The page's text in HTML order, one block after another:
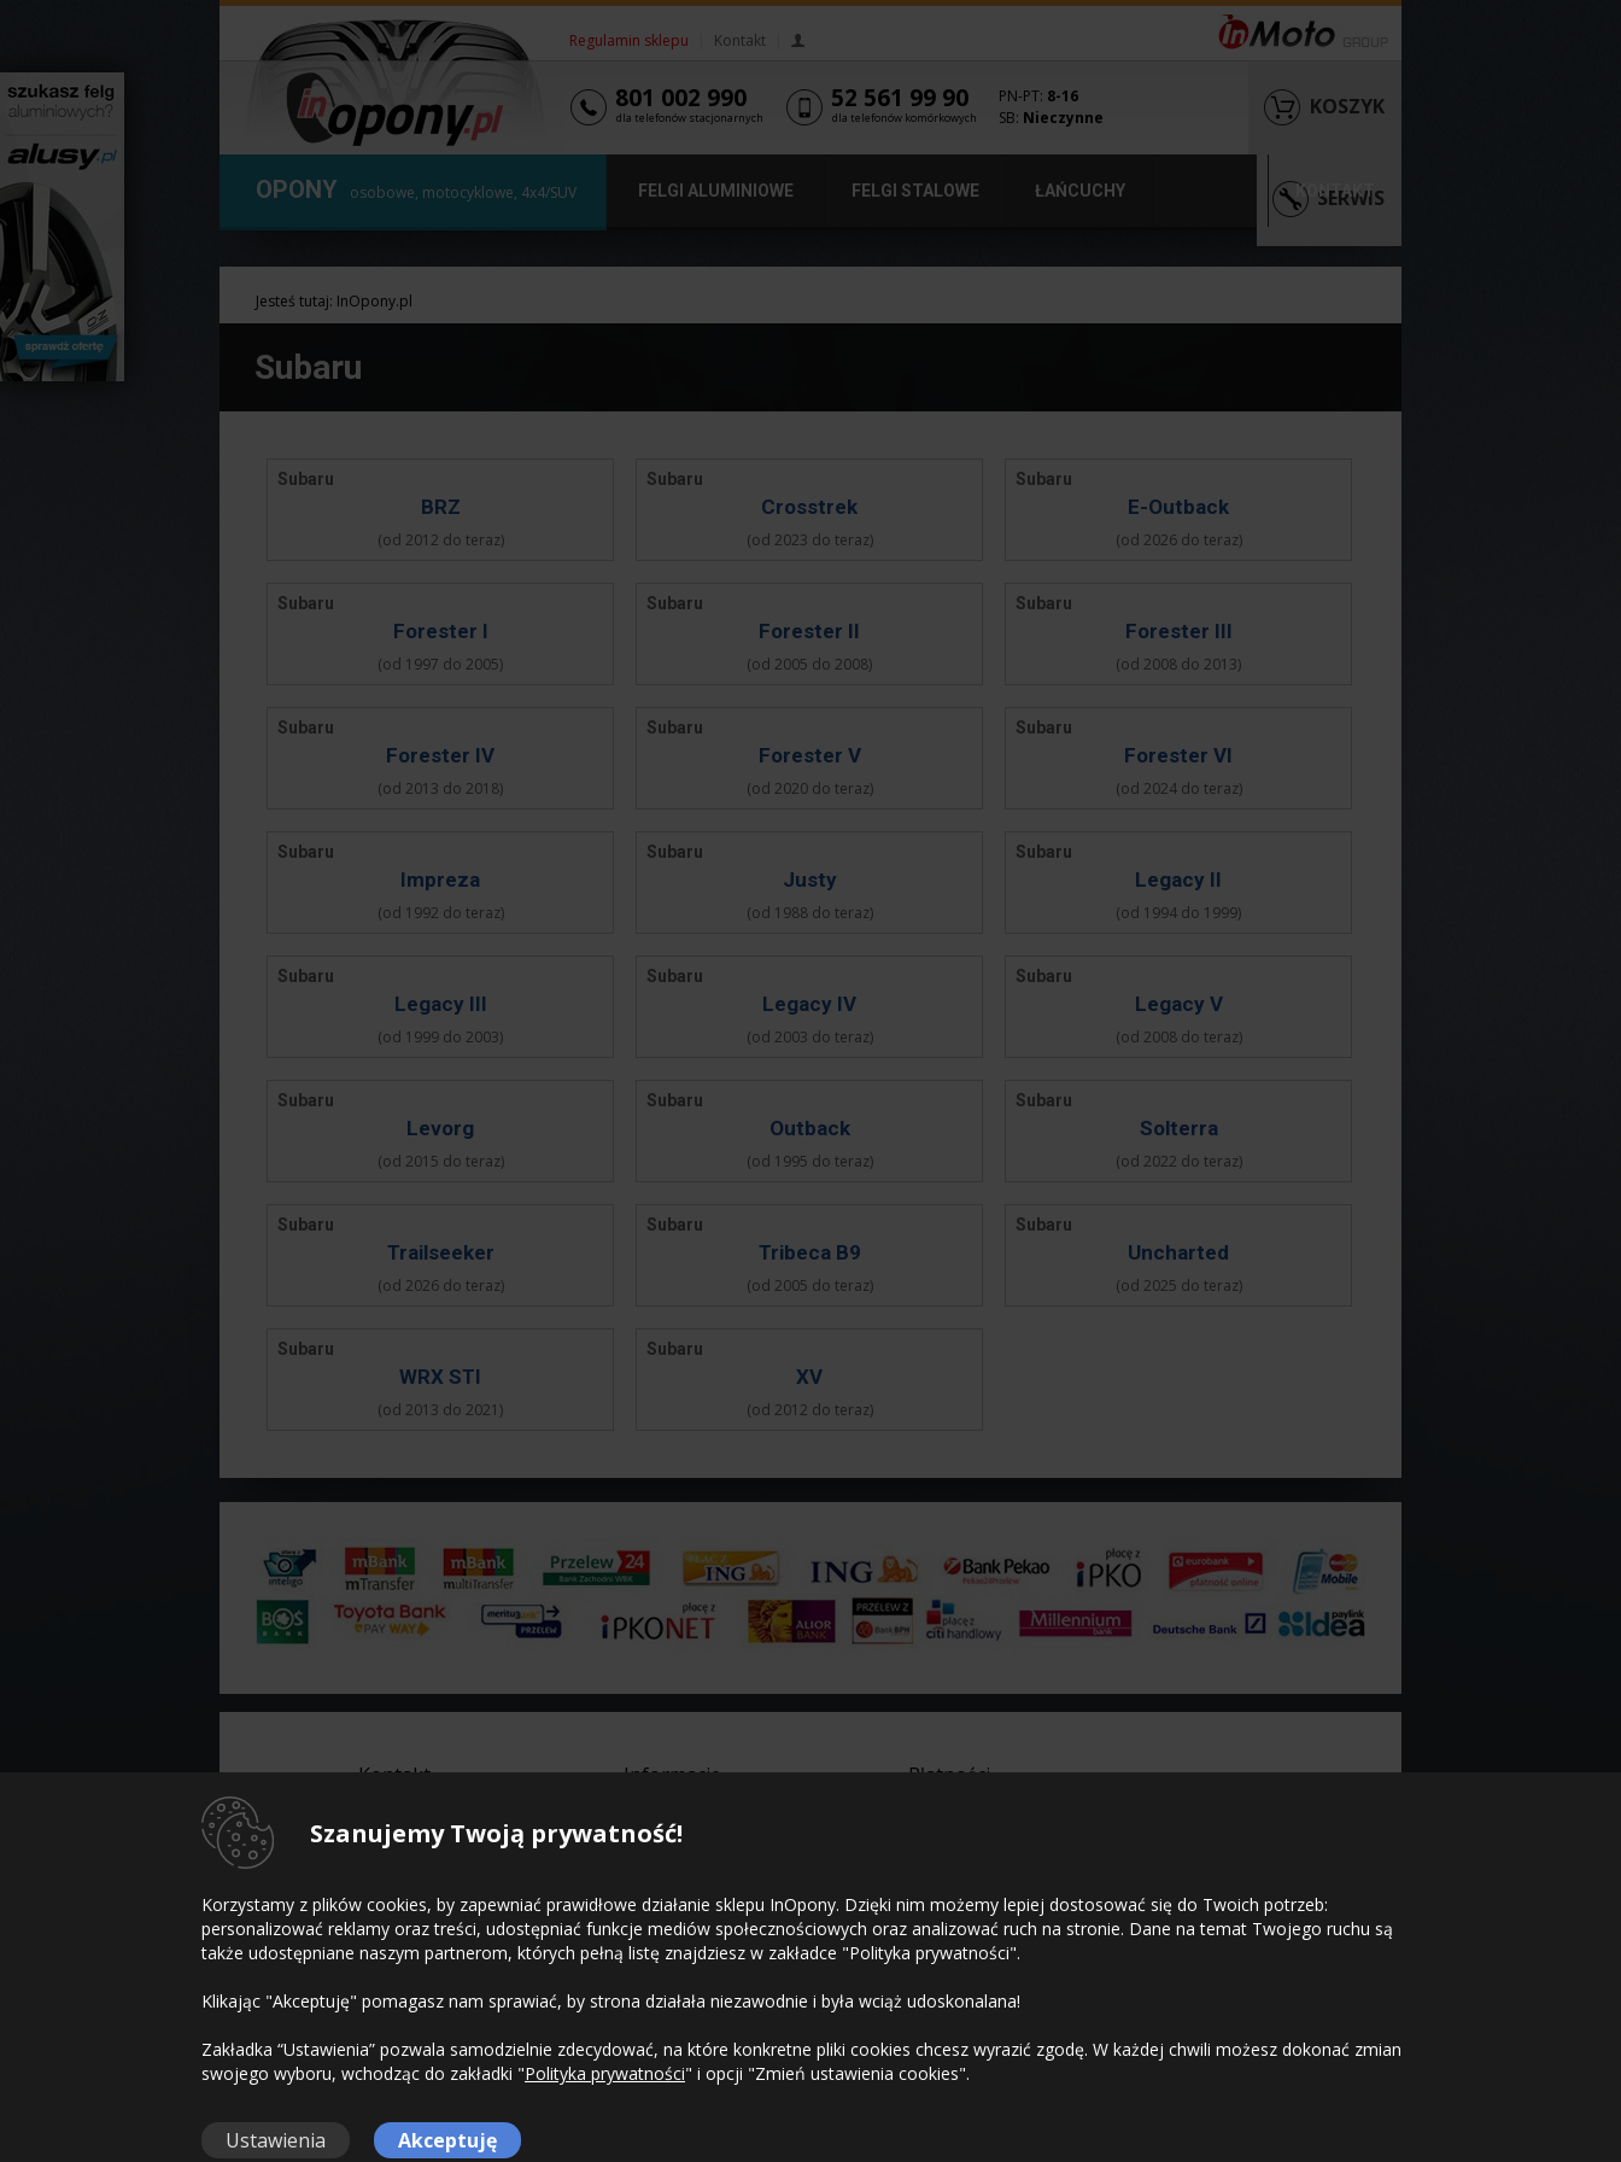
Szanujemy Twoją prywatność!
Korzystamy z plików cookies, by zapewniać prawidłowe działanie sklepu InOpony. Dzięki nim możemy lepiej dostosować się do Twoich potrzeb:
personalizować reklamy oraz treści, udostępniać funkcje mediów społecznościowych oraz analizować ruch na stronie. Dane na temat Twojego ruchu są
także udostępniane naszym partnerom, których pełną listę znajdziesz w zakładce "Polityka prywatności".
Klikając "Akceptuję" pomagasz nam sprawiać, by strona działała niezawodnie i była wciąż udoskonalana!
Zakładka “Ustawienia” pozwala samodzielnie zdecydować, na które konkretne pliki cookies chcesz wyrazić zgodę. W każdej chwili możesz dokonać zmian
swojego wyboru, wchodząc do zakładki "Polityka prywatności" i opcji "Zmień ustawienia cookies".
Ustawienia Akceptuję
Regulamin sklepu Kontakt
801 002 990
dla telefonów stacjonarnych
52 561 99 90
dla telefonów komórkowych
PN-PT: 8-16
SB: Nieczynne KOSZYK
SERWIS
OPONY osobowe, motocyklowe, 4x4/SUV FELGI ALUMINIOWE FELGI STALOWE ŁAŃCUCHY KONTAKT
Jesteś tutaj: InOpony.pl
Subaru
Subaru
BRZ
(od 2012 do teraz)
Subaru
Crosstrek
(od 2023 do teraz)
Subaru
E-Outback
(od 2026 do teraz)
Subaru
Forester I
(od 1997 do 2005)
Subaru
Forester II
(od 2005 do 2008)
Subaru
Forester III
(od 2008 do 2013)
Subaru
Forester IV
(od 2013 do 2018)
Subaru
Forester V
(od 2020 do teraz)
Subaru
Forester VI
(od 2024 do teraz)
Subaru
Impreza
(od 1992 do teraz)
Subaru
Justy
(od 1988 do teraz)
Subaru
Legacy II
(od 1994 do 1999)
Subaru
Legacy III
(od 1999 do 2003)
Subaru
Legacy IV
(od 2003 do teraz)
Subaru
Legacy V
(od 2008 do teraz)
Subaru
Levorg
(od 2015 do teraz)
Subaru
Outback
(od 1995 do teraz)
Subaru
Solterra
(od 2022 do teraz)
Subaru
Trailseeker
(od 2026 do teraz)
Subaru
Tribeca B9
(od 2005 do teraz)
Subaru
Uncharted
(od 2025 do teraz)
Subaru
WRX STI
(od 2013 do 2021)
Subaru
XV
(od 2012 do teraz)
Kontakt
Infolinia
sklep@inopony.pl
801 002 990
52 561 99 90
Informacje
Strona główna
Regulamin sklepu
Kontakt
Płatności
Copyright © 2010-2023 InOpony.pl. Wszelkie prawa zastrzeżone. Polityka prywatności | Regulamin sklepu internetowego | Mapa witryny | Kontakt